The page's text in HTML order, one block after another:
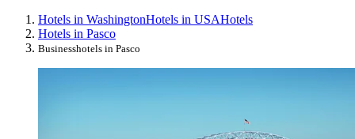
Hotels in WashingtonHotels in USAHotels
Hotels in Pasco
Businesshotels in Pasco